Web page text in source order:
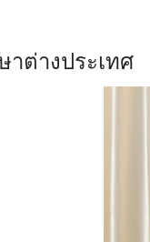
าต่างประเทศ